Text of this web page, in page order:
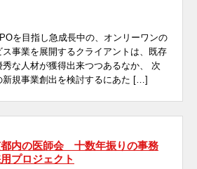
を目指し急成長中の、オンリーワンの
事業を展開するクライアントは、既存
な人材が獲得出来つつあるなか、 次
新規事業創出を検討するにあた […]
内の医師会 十数年振りの事務
プロジェクト